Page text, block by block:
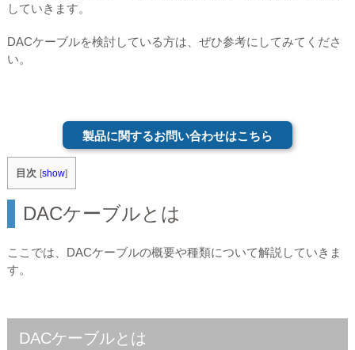
していきます。
DACケーブルを検討している方は、ぜひ参考にしてみてくださ
い。
製品に関するお問い合わせはこちら
目次 [show]
DACケーブルとは
ここでは、DACケーブルの概要や種類について解説していきま
す。
DACケーブルとは